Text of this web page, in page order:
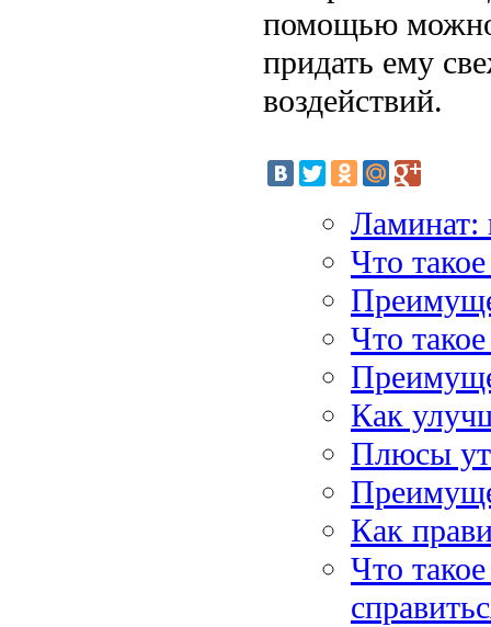
помощью можно
придать ему
воздействий.
Ламинат:
Что
Что
Как
Плюсы
Как
Что